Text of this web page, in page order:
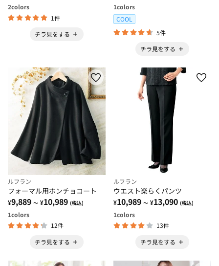
2colors
1件
チラ見をする
1colors
COOL
5件
チラ見をする
ルフラン
フォーマル用ポンチョコート
¥9,889 ～ ¥10,989 (税込)
1colors
12件
チラ見をする
ルフラン
ウエスト楽らくパンツ
¥10,989 ～ ¥13,090 (税込)
1colors
13件
チラ見をする